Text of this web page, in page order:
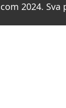
2024. Sva